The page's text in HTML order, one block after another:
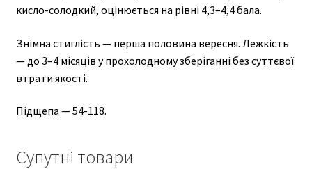
кисло-солодкий, оцінюється на рівні 4,3–4,4 бала.
Знімна стиглість — перша половина вересня. Лежкість
— до 3–4 місяців у прохолодному зберіганні без суттєвої
втрати якості.
Підщепа — 54-118.
Супутні товари